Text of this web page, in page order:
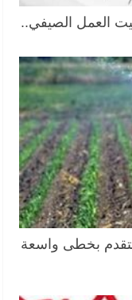
العمل الصيفي..
تتقدم بخطى واسعة